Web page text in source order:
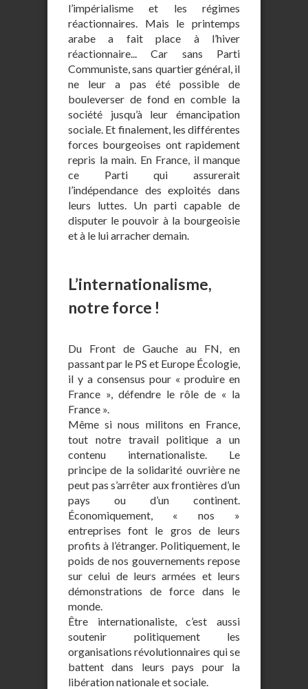
l’impérialisme et les régimes
réactionnaires. Mais le printemps
arabe a fait place à l’hiver
réactionnaire... Car sans Parti
Communiste, sans quartier général, il
ne leur a pas été possible de
bouleverser de fond en comble la
société jusqu’à leur émancipation
sociale. Et finalement, les différentes
forces bourgeoises ont rapidement
repris la main. En France, il manque
ce Parti qui assurerait
l’indépendance des exploités dans
leurs luttes. Un parti capable de
disputer le pouvoir à la bourgeoisie
et à le lui arracher demain.
L’internationalisme,
notre force !
Du Front de Gauche au FN, en
passant par le PS et Europe Écologie,
il y a consensus pour « produire en
France », défendre le rôle de « la
France ».
Même si nous militons en France,
tout notre travail politique a un
contenu internationaliste. Le
principe de la solidarité ouvrière ne
peut pas s’arrêter aux frontières d’un
pays ou d’un continent.
Économiquement, « nos »
entreprises font le gros de leurs
profits à l’étranger. Politiquement, le
poids de nos gouvernements repose
sur celui de leurs armées et leurs
démonstrations de force dans le
monde.
Être internationaliste, c’est aussi
soutenir politiquement les
organisations révolutionnaires qui se
battent dans leurs pays pour la
libération nationale et sociale.